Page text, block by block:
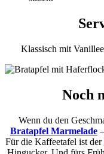
Klassisch mit
Noch
Wenn du den
Bratapfel Marmelade
Für die Kaffeetafel ist der